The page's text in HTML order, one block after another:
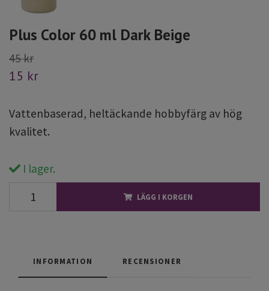
Plus Color 60 ml Dark Beige
45 kr
15 kr
Vattenbaserad, heltäckande hobbyfärg av hög
kvalitet.
I lager.
LÄGG I KORGEN
INFORMATION RECENSIONER